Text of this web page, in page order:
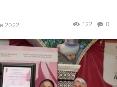
2022 0
122